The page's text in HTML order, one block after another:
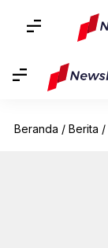
Beranda / Berita /